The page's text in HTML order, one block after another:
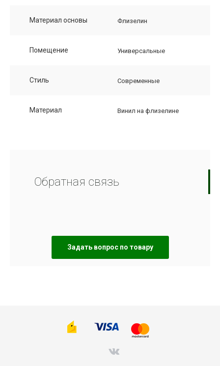
Материал основы Флизелин
Помещение Универсальные
Стиль Современные
Материал Винил на флизелине
Обратная связь
Задать вопрос по товару